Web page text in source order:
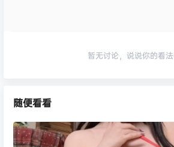
暂无讨论，说说你的看
随便看看